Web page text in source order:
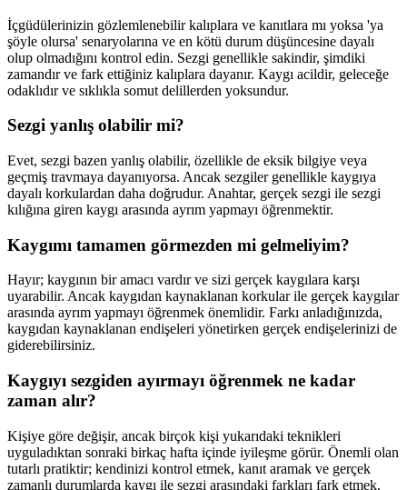
İçgüdülerinizin gözlemlenebilir kalıplara ve kanıtlara mı yoksa 'ya
şöyle olursa' senaryolarına ve en kötü durum düşüncesine dayalı
olup olmadığını kontrol edin. Sezgi genellikle sakindir, şimdiki
zamandır ve fark ettiğiniz kalıplara dayanır. Kaygı acildir, geleceğe
odaklıdır ve sıklıkla somut delillerden yoksundur.
Sezgi yanlış olabilir mi?
Evet, sezgi bazen yanlış olabilir, özellikle de eksik bilgiye veya
geçmiş travmaya dayanıyorsa. Ancak sezgiler genellikle kaygıya
dayalı korkulardan daha doğrudur. Anahtar, gerçek sezgi ile sezgi
kılığına giren kaygı arasında ayrım yapmayı öğrenmektir.
Kaygımı tamamen görmezden mi gelmeliyim?
Hayır; kaygının bir amacı vardır ve sizi gerçek kaygılara karşı
uyarabilir. Ancak kaygıdan kaynaklanan korkular ile gerçek kaygılar
arasında ayrım yapmayı öğrenmek önemlidir. Farkı anladığınızda,
kaygıdan kaynaklanan endişeleri yönetirken gerçek endişelerinizi de
giderebilirsiniz.
Kaygıyı sezgiden ayırmayı öğrenmek ne kadar
zaman alır?
Kişiye göre değişir, ancak birçok kişi yukarıdaki teknikleri
uyguladıktan sonraki birkaç hafta içinde iyileşme görür. Önemli olan
tutarlı pratiktir; kendinizi kontrol etmek, kanıt aramak ve gerçek
zamanlı durumlarda kaygı ile sezgi arasındaki farkları fark etmek.